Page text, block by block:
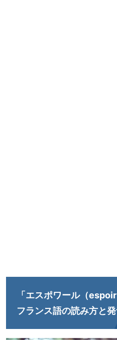
「エスポワール（
フランス語の読み方と